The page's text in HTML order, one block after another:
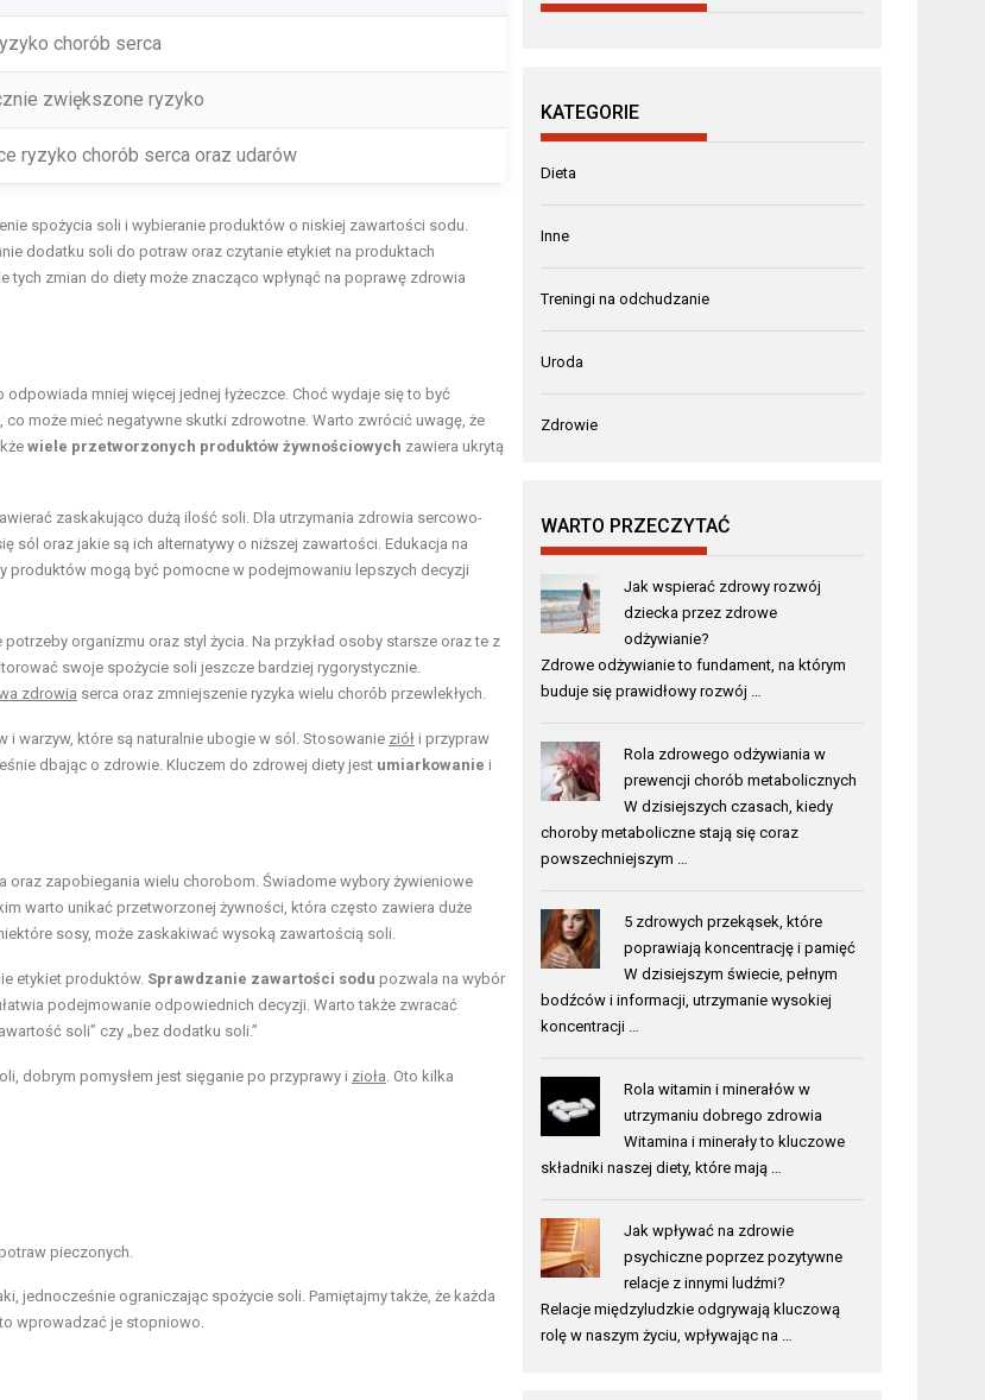
chorób serca
zwiększone ryzyko
ryzyko chorób serca oraz udarów
spożycia soli i wybieranie produktów o niskiej zawartości sodu.
dodatku soli do potraw oraz czytanie etykiet na produktach
zmian do diety może znacząco wpłynąć na poprawę zdrowia
odpowiada mniej więcej jednej łyżeczce. Choć wydaje się to być
może mieć negatywne skutki zdrowotne. Warto zwrócić uwagę, że
wiele przetworzonych produktów żywnościowych zawiera ukrytą
zaskakująco dużą ilość soli. Dla utrzymania zdrowia sercowo-
sól oraz jakie są ich alternatywy o niższej zawartości. Edukacja na
produktów mogą być pomocne w podejmowaniu lepszych decyzji
organizmu oraz styl życia. Na przykład osoby starsze oraz te z
swoje spożycie soli jeszcze bardziej rygorystycznie.
zdrowia serca oraz zmniejszenie ryzyka wielu chorób przewlekłych.
warzyw, które są naturalnie ubogie w sól. Stosowanie ziół i przypraw
dbając o zdrowie. Kluczem do zdrowej diety jest umiarkowanie i
zapobiegania wielu chorobom. Świadome wybory żywieniowe
warto unikać przetworzonej żywności, która często zawiera duże
sosy, może zaskakiwać wysoką zawartością soli.
etykiet produktów. Sprawdzanie zawartości sodu pozwala na wybór
podejmowanie odpowiednich decyzji. Warto także zwracać
soli” czy „bez dodatku soli.”
dobrym pomysłem jest sięganie po przyprawy i zioła. Oto kilka
pieczonych.
jednocześnie ograniczając spożycie soli. Pamiętajmy także, że każda
wprowadzać je stopniowo.
KATEGORIE
Dieta
Inne
Treningi na odchudzanie
Uroda
Zdrowie
WARTO PRZECZYTAĆ
Jak wspierać zdrowy rozwój
dziecka przez zdrowe
odżywianie?
Zdrowe odżywianie to fundament, na którym
buduje się prawidłowy rozwój …
Rola zdrowego odżywiania w
prewencji chorób metabolicznych
W dzisiejszych czasach, kiedy
choroby metaboliczne stają się coraz
powszechniejszym …
5 zdrowych przekąsek, które
poprawiają koncentrację i pamięć
W dzisiejszym świecie, pełnym
bodźców i informacji, utrzymanie wysokiej
koncentracji …
Rola witamin i minerałów w
utrzymaniu dobrego zdrowia
Witamina i minerały to kluczowe
składniki naszej diety, które mają …
Jak wpływać na zdrowie
psychiczne poprzez pozytywne
relacje z innymi ludźmi?
Relacje międzyludzkie odgrywają kluczową
rolę w naszym życiu, wpływając na …